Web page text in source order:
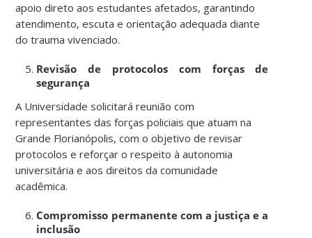
apoio direto aos estudantes afetados, garantindo
atendimento, escuta e orientação adequada diante
do trauma vivenciado.
Revisão de protocolos com forças de
segurança
A Universidade solicitará reunião com
representantes das forças policiais que atuam na
Grande Florianópolis, com o objetivo de revisar
protocolos e reforçar o respeito à autonomia
universitária e aos direitos da comunidade
acadêmica.
Compromisso permanente com a justiça e a
inclusão